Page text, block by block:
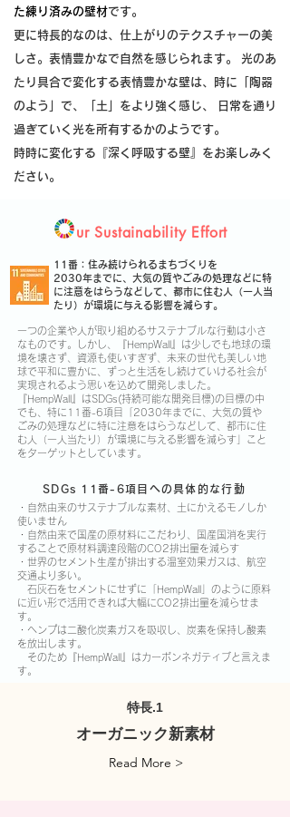
た練り済みの壁材です。
更に特長的なのは、仕上がりのテクスチャーの美
しさ。表情豊かなで自然を感じられます。 光のあ
たり具合で変化する表情豊かな壁は、時に「陶器
のよう」で、「土」をより強く感じ、 日常を通り
過ぎていく光を所有するかのようです。
時時に変化する『深く呼吸する壁』をお楽しみく
ださい。
ur Sustainability Effort
11番：住み続けられるまちづくりを
2030年までに、大気の質やごみの処理などに特
に注意をはらうなどして、 都市に住む人（一人当
たり）が環境に与える影響を減らす。
一つの企業や人が取り組めるサステナブルな行動は小さ
なものです。しかし、『HempWall』は少しでも地球の環
境を壊さず、資源も使いすぎず、未来の世代も美しい地
球で平和に豊かに、ずっと生活をし続けていける社会が
実現されるよう思いを込めて開発しました。
『HempWall』はSDGs(持続可能な開発目標)の目標の中
でも、特に11番-6項目「2030年までに、大気の質や
ごみの処理などに特に注意をはらうなどして、都市に住
む人（一人当たり）が環境に与える影響を減らす」こと
をターゲットとしています。
SDGs 11番-6項目への具体的な行動
・自然由来のサステナブルな素材、土にかえるモノしか
使いません
・自然由来で国産の原材料にこだわり、国産国消を実行
することで原材料調達段階のCO2排出量を減らす
・世界のセメント生産が排出する温室効果ガスは、航空
交通より多い。
石灰石をセメントにせずに「HempWall」のように原料
に近い形で活用できれば大幅にCO2排出量を減らせま
す。
・ヘンプは二酸化炭素ガスを吸収し、炭素を保持し酸素
を放出します。
そのため『HempWall』はカーボンネガティブと言えま
す。
特長.1
オーガニック新素材
Read More >